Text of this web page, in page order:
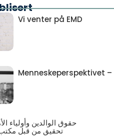
Vi venter på EMD
Menneskeperspektivet
حقوق الوالدين وأولياء
تحقيق من قبل